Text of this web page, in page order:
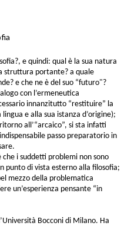
e quindi: qual è la sua natura
struttura portante? a quale
e che ne è del suo “futuro"?
con l’ermeneutica
innanzitutto “restituire” la
e alla sua istanza d’origine);
all’“arcaico”, si sta infatti
passo preparatorio in
i suddetti problemi non sono
punto di vista esterno alla filosofia;
mezzo della problematica
un’esperienza pensante “in
Bocconi di Milano. Ha